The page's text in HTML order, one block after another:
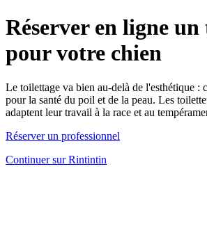
Réserver en ligne
pour votre chien
Le toilettage va bien au-delà de l'esthétique :
pour la santé du poil et de la peau. Les
adaptent leur travail à la race et au
Réserver un professionnel
Continuer sur Rintintin